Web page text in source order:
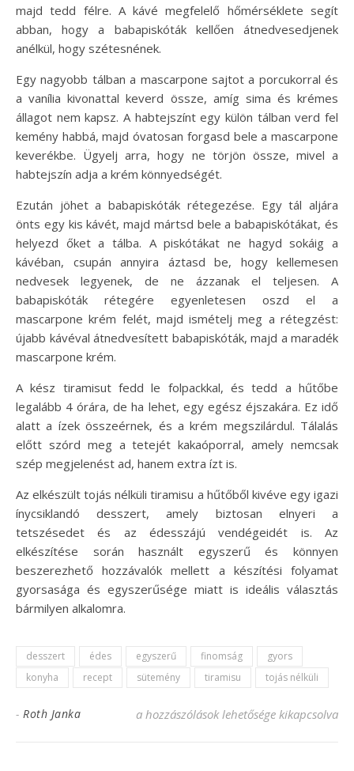
majd tedd félre. A kávé megfelelő hőmérséklete segít
abban, hogy a babapiskóták kellően átnedvesedjenek
anélkül, hogy szétesnének.
Egy nagyobb tálban a mascarpone sajtot a porcukorral és
a vanília kivonattal keverd össze, amíg sima és krémes
állagot nem kapsz. A habtejszínt egy külön tálban verd fel
kemény habbá, majd óvatosan forgasd bele a mascarpone
keverékbe. Ügyelj arra, hogy ne törjön össze, mivel a
habtejszín adja a krém könnyedségét.
Ezután jöhet a babapiskóták rétegezése. Egy tál aljára
önts egy kis kávét, majd mártsd bele a babapiskótákat, és
helyezd őket a tálba. A piskótákat ne hagyd sokáig a
kávéban, csupán annyira áztasd be, hogy kellemesen
nedvesek legyenek, de ne ázzanak el teljesen. A
babapiskóták rétegére egyenletesen oszd el a
mascarpone krém felét, majd ismételj meg a rétegzést:
újabb kávéval átnedvesített babapiskóták, majd a maradék
mascarpone krém.
A kész tiramisut fedd le folpackkal, és tedd a hűtőbe
legalább 4 órára, de ha lehet, egy egész éjszakára. Ez idő
alatt a ízek összeérnek, és a krém megszilárdul. Tálalás
előtt szórd meg a tetejét kakaóporral, amely nemcsak
szép megjelenést ad, hanem extra ízt is.
Az elkészült tojás nélküli tiramisu a hűtőből kivéve egy igazi
ínycsiklandó desszert, amely biztosan elnyeri a
tetszésedet és az édesszájú vendégeidét is. Az
elkészítése során használt egyszerű és könnyen
beszerezhető hozzávalók mellett a készítési folyamat
gyorsasága és egyszerűsége miatt is ideális választás
bármilyen alkalomra.
desszert édes egyszerű finomság
gyors
konyha
recept sütemény tiramisu tojás nélküli
- Roth Janka Eredeti tojás nélküli tiramisu recept –
a hozzászólások lehetősége kikapcsolva